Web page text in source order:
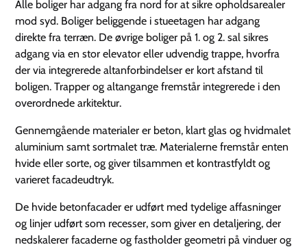
Alle boliger har adgang fra nord for at sikre opholdsarealer
mod syd. Boliger beliggende i stueetagen har adgang
direkte fra terræn. De øvrige boliger på 1. og 2. sal sikres
adgang via en stor elevator eller udvendig trappe, hvorfra
der via integrerede altanforbindelser er kort afstand til
boligen. Trapper og altangange fremstår integrerede i den
overordnede arkitektur.
Gennemgående materialer er beton, klart glas og hvidmalet
aluminium samt sortmalet træ. Materialerne fremstår enten
hvide eller sorte, og giver tilsammen et kontrastfyldt og
varieret facadeudtryk.
De hvide betonfacader er udført med tydelige affasninger
og linjer udført som recesser, som giver en detaljering, der
nedskalerer facaderne og fastholder geometri på vinduer og